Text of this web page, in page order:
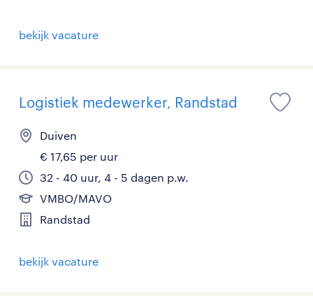
bekijk vacature
Logistiek medewerker, Randstad
Duiven
€ 17,65 per uur
32 - 40 uur, 4 - 5 dagen p.w.
VMBO/MAVO
Randstad
bekijk vacature